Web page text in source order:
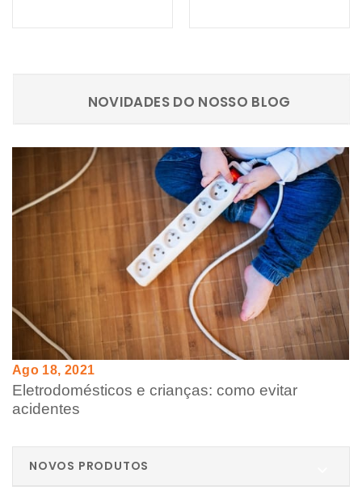
Ago 18, 2021
Eletrodomésticos e crianças: como evitar
acidentes
NOVIDADES DO NOSSO BLOG
NOVOS PRODUTOS